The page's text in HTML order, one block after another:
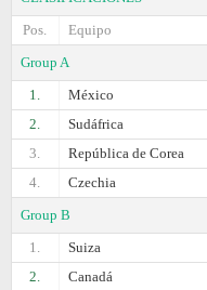
Pos.
Equipo
Group A
1.
México
2.
Sudáfrica
3.
República de Corea
4.
Czechia
Group B
1.
Suiza
2.
Canadá